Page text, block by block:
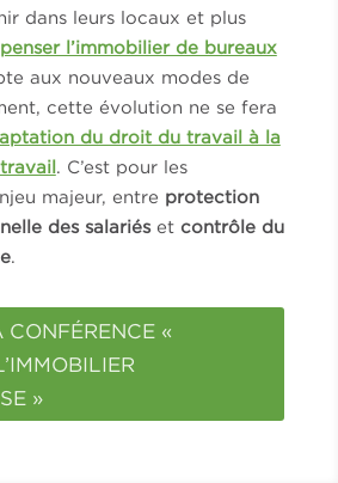
dans leurs locaux et plus
l’immobilier de bureaux
aux nouveaux modes de
cette évolution ne se fera
du droit du travail à la
. C’est pour les
majeur, entre protection
des salariéset contrôle du
.
«
»